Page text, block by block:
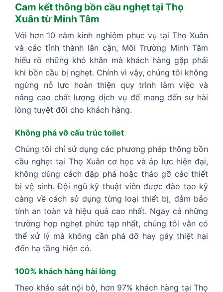
Cam kết thông bồn cầu nghẹt tại Thọ
Xuân từ Minh Tâm
Với hơn 10 năm kinh nghiệm phục vụ tại Thọ Xuân
và các tỉnh thành lân cận, Môi Trường Minh Tâm
hiểu rõ những khó khăn mà khách hàng gặp phải
khi bồn cầu bị nghẹt. Chính vì vậy, chúng tôi không
ngừng nỗ lực hoàn thiện quy trình làm việc và
nâng cao chất lượng dịch vụ để mang đến sự hài
lòng tuyệt đối cho khách hàng.
Không phá vỡ cấu trúc toilet
Chúng tôi chỉ sử dụng các phương pháp thông bồn
cầu nghẹt tại Thọ Xuân cơ học và áp lực hiện đại,
không dùng cách đập phá hoặc tháo gỡ các thiết
bị vệ sinh. Đội ngũ kỹ thuật viên được đào tạo kỹ
càng về cách sử dụng từng loại thiết bị, đảm bảo
tính an toàn và hiệu quả cao nhất. Ngay cả những
trường hợp nghẹt phức tạp nhất, chúng tôi vẫn có
thể xử lý mà không cần phá dỡ hay gây thiệt hại
đến hạ tầng hiện có.
100% khách hàng hài lòng
Theo khảo sát nội bộ, hơn 97% khách hàng tại Thọ